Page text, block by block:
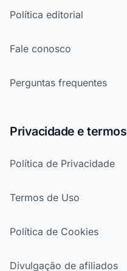
Política editorial
Fale conosco
Perguntas frequentes
Privacidade e termos
Política de Privacidade
Termos de Uso
Política de Cookies
Divulgação de afiliados